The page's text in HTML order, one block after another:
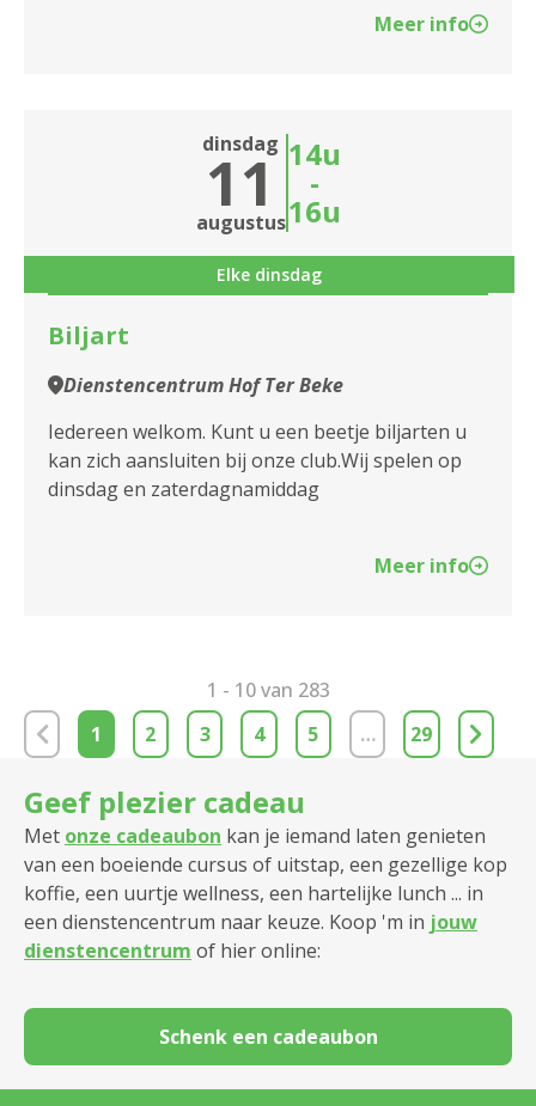
Meer info
dinsdag
11
augustus
14u
-
16u
Elke dinsdag
Biljart
Dienstencentrum Hof Ter Beke
Iedereen welkom. Kunt u een beetje biljarten u
kan zich aansluiten bij onze club.Wij spelen op
dinsdag en zaterdagnamiddag
Meer info
1 - 10 van 283
1
2 3 4 5 … 29
Geef plezier cadeau
Met onze cadeaubon kan je iemand laten genieten
van een boeiende cursus of uitstap, een gezellige kop
koffie, een uurtje wellness, een hartelijke lunch ... in
een dienstencentrum naar keuze. Koop 'm in jouw
dienstencentrum of hier online:
Schenk een cadeaubon